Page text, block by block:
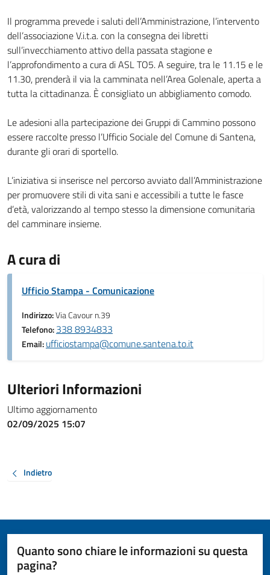
Il programma prevede i saluti dell’Amministrazione, l’intervento
dell’associazione V.i.t.a. con la consegna dei libretti
sull’invecchiamento attivo della passata stagione e
l’approfondimento a cura di ASL TO5. A seguire, tra le 11.15 e le
11.30, prenderà il via la camminata nell’Area Golenale, aperta a
tutta la cittadinanza. È consigliato un abbigliamento comodo.
Le adesioni alla partecipazione dei Gruppi di Cammino possono
essere raccolte presso l’Ufficio Sociale del Comune di Santena,
durante gli orari di sportello.
L’iniziativa si inserisce nel percorso avviato dall’Amministrazione
per promuovere stili di vita sani e accessibili a tutte le fasce
d’età, valorizzando al tempo stesso la dimensione comunitaria
del camminare insieme.
A cura di
Ufficio Stampa - Comunicazione
Indirizzo:Via Cavour n.39
Telefono:338 8934833
Email:ufficiostampa@comune.santena.to.it
Ulteriori Informazioni
Ultimo aggiornamento
02/09/2025 15:07
Indietro
Quanto sono chiare le informazioni su questa
pagina?